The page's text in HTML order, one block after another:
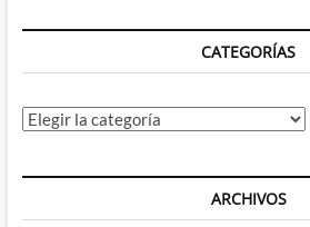
nos
la
al
mundo
CATEGORÍAS
Categorías
ARCHIVOS